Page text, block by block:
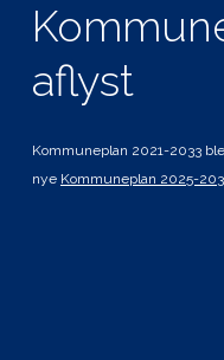
aflyst
Kommuneplan 2021-2033
nye Kommuneplan 2025-
Genveje
Hvad gælder for
Planer i høring